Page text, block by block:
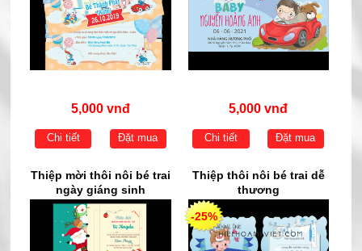
5,000 vnđ
Chi tiết Đặt mua
5,000 vnđ
Chi tiết Đặt mua
Thiệp mời thôi nôi bé trai
ngày giáng sinh
Thiệp thôi nôi bé trai dễ
thương
-25%